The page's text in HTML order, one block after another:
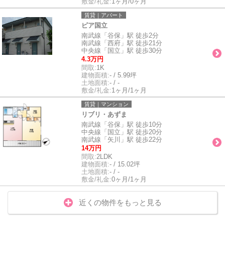
賃貸｜アパート
ピア国立
南武線「谷保」駅 徒歩2分
南武線「西府」駅 徒歩21分
中央線「国立」駅 徒歩30分
4.3万円
間取:1K
建物面積:- / 5.99坪
土地面積:- / -
敷金/礼金:1ヶ月/1ヶ月
賃貸｜マンション
リブリ・あずま
南武線「谷保」駅 徒歩10分
中央線「国立」駅 徒歩20分
南武線「矢川」駅 徒歩22分
14万円
間取:2LDK
建物面積:- / 15.02坪
土地面積:- / -
敷金/礼金:0ヶ月/1ヶ月
近くの物件をもっと見る